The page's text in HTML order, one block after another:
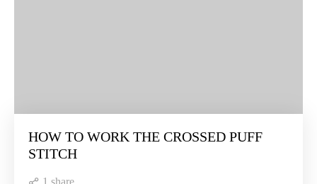
HOW TO WORK THE CROSSED PUFF
STITCH
1 share